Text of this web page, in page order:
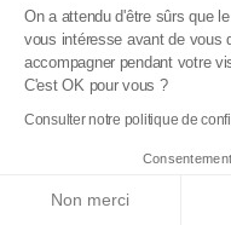
On a attendu d'être sûrs que
vous intéresse avant de vous
accompagner pendant votre
C'est OK pour vous ?
Consulter notre politique de
Non merci
special în ceea ce privește
Companii străine,